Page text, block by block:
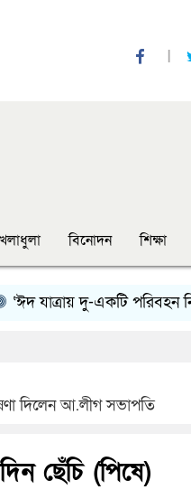
বিনোদন শিক্ষা
যাত্রায় দু-একটি পরিবহন
দিলেন আ.লীগ সভাপতি
ছেঁচি (পিষে)